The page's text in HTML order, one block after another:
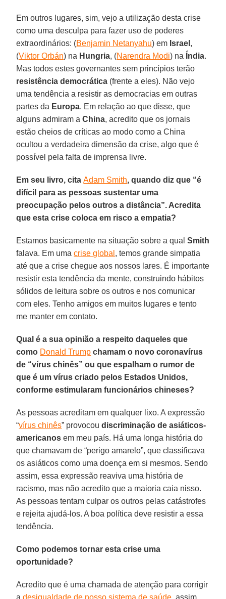
Em outros lugares, sim, vejo a utilização desta crise
como uma desculpa para fazer uso de poderes
extraordinários: (Benjamin Netanyahu) em Israel ,
(Viktor Orbán) na Hungria, (Narendra Modi) na Índia.
Mas todos estes governantes sem princípios terão
resistência democrática (frente a eles). Não vejo
uma tendência a resistir as democracias em outras
partes da Europa. Em relação ao que disse, que
alguns admiram aChina, acredito que os jornais
estão cheios de críticas ao modo como a China
ocultou a verdadeira dimensão da crise, algo que é
possível pela falta de imprensa livre.
Em seu livro, citaAdam Smith, quando diz que “é
difícil para as pessoas sustentar uma
preocupação pelos outros a distância”. Acredita
que esta crise coloca em risco a empatia?
Estamos basicamente na situação sobre a qualSmith
falava. Em umacrise global , temos grande simpatia
até que a crise chegue aos nossos lares. É importante
resistir esta tendência da mente, construindo hábitos
sólidos de leitura sobre os outros e nos comunicar
com eles. Tenho amigos em muitos lugares e tento
me manter em contato.
Qual é a sua opinião a respeito daqueles que
como Donald Trump chamam o novo coronavírus
de “vírus chinês” ou que espalham o rumor de
que é um vírus criado pelos Estados Unidos,
conforme estimularam funcionários chineses?
As pessoas acreditam em qualquer lixo. A expressão
“vírus chinês” provocoudiscriminação de asiáticos-
americanos em meu país. Há uma longa história do
que chamavam de “perigo amarelo”, que classificava
os asiáticos como uma doença em si mesmos. Sendo
assim, essa expressão reaviva uma história de
racismo, mas não acredito que a maioria caia nisso.
As pessoas tentam culpar os outros pelas catástrofes
e rejeita ajudá-los. A boa política deve resistir a essa
tendência.
Como podemos tornar esta crise uma
oportunidade?
Acredito que é uma chamada de atenção para corrigir
adesigualdade de nosso sistema de saúde , assim